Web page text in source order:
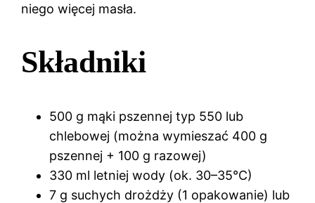
niego więcej masła.
Składniki
500 g mąki pszennej typ 550 lub
chlebowej (można wymieszać 400 g
pszennej + 100 g razowej)
330 ml letniej wody (ok. 30–35°C)
7 g suchych drożdży (1 opakowanie) lub